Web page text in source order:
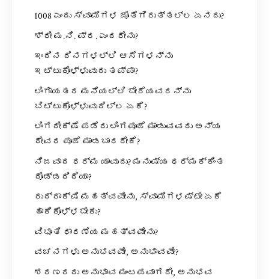
1008 ಎಂದು ಸ್ವಾಮಿಗಳ ಜೊತೆಗಿರುತ್ತಲ್ಲ ಏನದು?
ಶ್ರೀ ಮ.ನಿ. ಪ್ರ. ಎಂದರೇನು?
ಇಂದಿನ ದಿನಗಳಲ್ಲಿ ಆಸೆಗಳನ್ನು
ಇಟ್ಟುಕೊಳ್ಳುವುದು ತಪ್ಪಾ?
ಲಿಂಗಾಯತರ ಮನೆಯಲ್ಲಿ ಬೇರೆಯವರನ್ನು
ಬಿಟ್ಟುಕೊಳ್ಳುವುದಿಲ್ಲ ಏಕೆ?
ಲಿಂಗದೀಕ್ಷೆ ಪಡೆದು ಲಿಂಗಪೂಜೆ ಮಾಡುವವರು ಅನ್ಯ
ದೇವರ ಪೂಜೆ ಮಾಡಬಾರದೇಕೆ?
ನಿಜವಾದ ಧರ್ಮ ಯಾವುದು? ಮನುಷ್ಯ ಧರ್ಮಕ್ಕಿಂತ
ದೊಡ್ಡದಿದೆಯಾ?
ರುದ್ರಾಕ್ಷಿ ಮಹತ್ವವೇನು, ಸ್ವಾಮಿಗಳಷ್ಟೇ ಏಕೆ
ಹಾಕಿಕೊಳ್ಳಬೇಕು?
ವಿಭೂತಿ ಧಾರಣೆಯ ಮಹತ್ವವೇನು?
ವಚನಗಳು ಅನುಭವವೇ, ಅನುಭಾವವೇ?
ಶರಣರದು ಅನುಭಾವ ಮಂಟಪವಾಗದೇ, ಅನುಭವ